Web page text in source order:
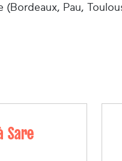
Pau,
Sare